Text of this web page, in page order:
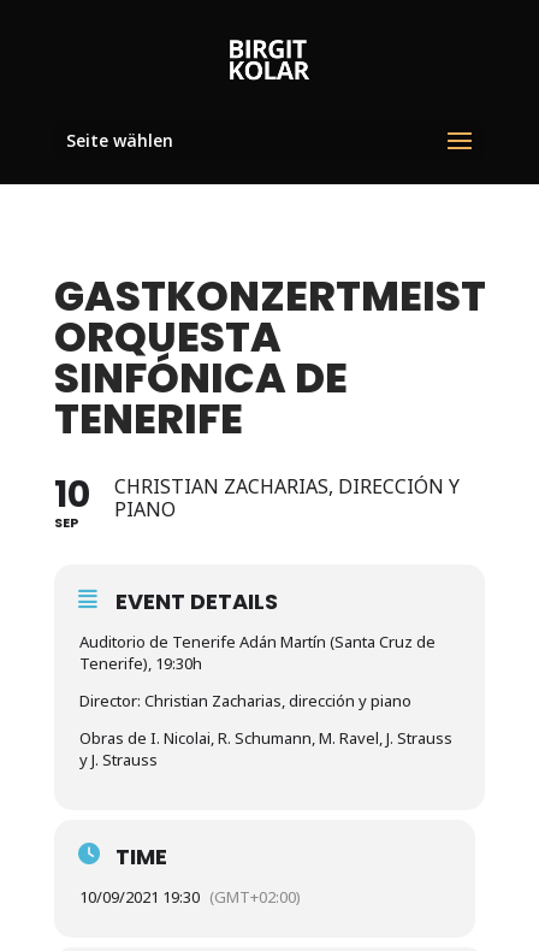
Seite wählen
GASTKONZERTMEISTER
ORQUESTA
SINFÓNICA DE
TENERIFE
10
SEP
CHRISTIAN ZACHARIAS, DIRECCIÓN Y
PIANO
EVENT DETAILS
Auditorio de Tenerife Adán Martín (Santa Cruz de
Tenerife), 19:30h
Director: Christian Zacharias, dirección y piano
Obras de I. Nicolai, R. Schumann, M. Ravel, J. Strauss
y J. Strauss
TIME
10/09/2021 19:30 (GMT+02:00)